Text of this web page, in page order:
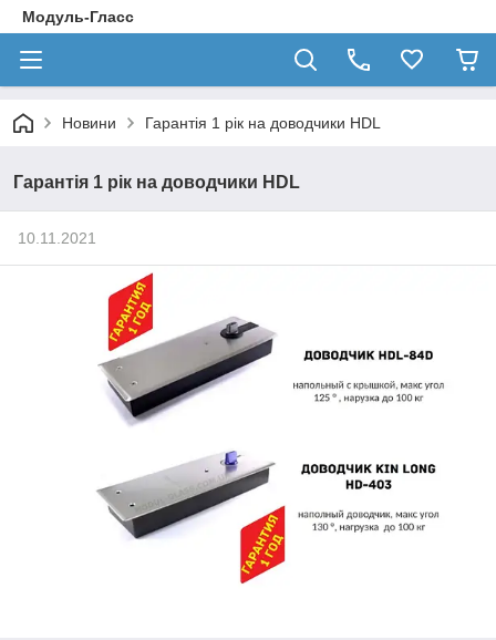
Модуль-Гласс
Новини Гарантія 1 рік на доводчики HDL
Гарантія 1 рік на доводчики HDL
10.11.2021